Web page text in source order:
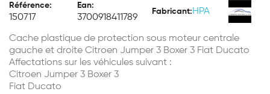
Référence:
150717
Ean:
3700918411789
Fabricant: HPA
Cache plastique de protection sous moteur centrale
gauche et droite Citroen Jumper 3 Boxer 3 Fiat Ducato
Affectations sur les véhicules suivant :
Citroen Jumper 3 Boxer 3
Fiat Ducato